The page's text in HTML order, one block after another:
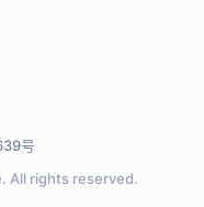
All rights reserved.
号